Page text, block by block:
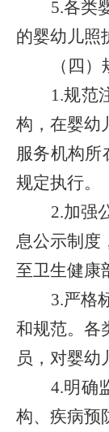
5.各类
的婴幼儿照
（四
1.规范
构 ，在婴幼
服务机构所
规定执行。
2.加强
息公示制度
至卫生健康
3.严格
和规范。各
员，对婴幼
4.明确
构、疾病预